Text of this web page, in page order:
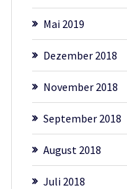
Mai 2019
Dezember 2018
November 2018
September 2018
August 2018
Juli 2018